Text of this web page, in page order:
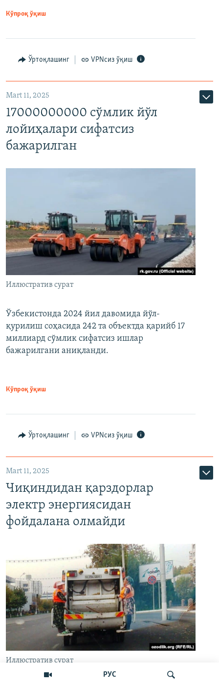
РУС
Кўпроқ ўқиш
Ўртоқлашинг VPNсиз ўқиш
Mart 11, 2025
17000000000 сўмлик йўл
лойиҳалари сифатсиз
бажарилган
Иллюстратив сурат
Ўзбекистонда 2024 йил давомида йўл-
қурилиш соҳасида 242 та объектда қарийб 17
миллиард сўмлик сифатсиз ишлар
бажарилгани аниқланди.
Кўпроқ ўқиш
Ўртоқлашинг VPNсиз ўқиш
Mart 11, 2025
Чиқиндидан қарздорлар
электр энергиясидан
фойдалана олмайди
Иллюстратив сурат